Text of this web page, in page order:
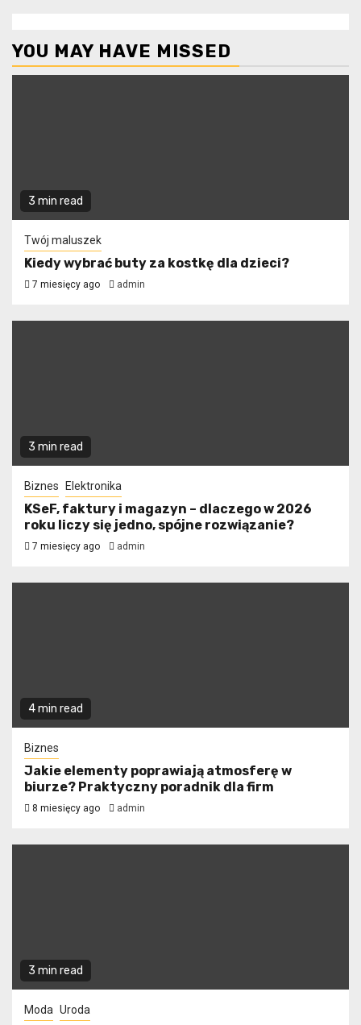
YOU MAY HAVE MISSED
3 min read
Twój maluszek
Kiedy wybrać buty za kostkę dla dzieci?
7 miesięcy ago admin
3 min read
Biznes Elektronika
KSeF, faktury i magazyn – dlaczego w 2026
roku liczy się jedno, spójne rozwiązanie?
7 miesięcy ago admin
4 min read
Biznes
Jakie elementy poprawiają atmosferę w
biurze? Praktyczny poradnik dla firm
8 miesięcy ago admin
3 min read
Moda Uroda